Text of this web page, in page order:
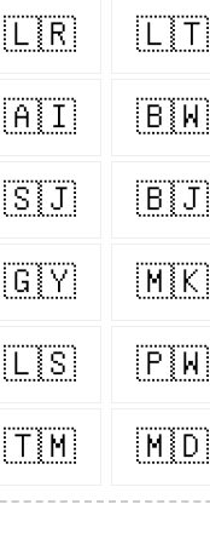
🇱🇷 🇱🇹
🇦🇮 🇧🇼
🇸🇯 🇧🇯
🇬🇾 🇲🇰
🇱🇸 🇵🇼
🇹🇲 🇲🇩